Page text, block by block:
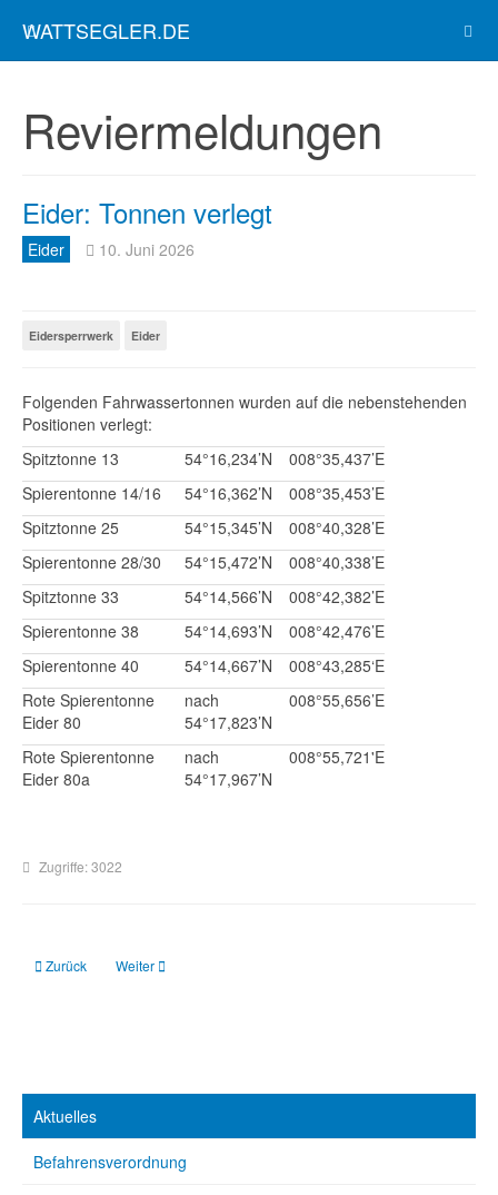
WATTSEGLER.DE
Reviermeldungen
Eider: Tonnen verlegt
Eider 10. Juni 2026
Eidersperrwerk Eider
Folgenden Fahrwassertonnen wurden auf die nebenstehenden
Positionen verlegt:
Spitztonne 13
54°16,234’N
008°35,437’E
Spierentonne 14/16
54°16,362’N
008°35,453’E
Spitztonne 25
54°15,345’N
008°40,328’E
Spierentonne 28/30
54°15,472’N
008°40,338’E
Spitztonne 33
54°14,566’N
008°42,382’E
Spierentonne 38
54°14,693’N
008°42,476’E
Spierentonne 40
54°14,667’N
008°43,285‘E
Rote Spierentonne
Eider 80
nach
54°17,823’N
008°55,656’E
Rote Spierentonne
Eider 80a
nach
54°17,967’N
008°55,721'E
Zugriffe: 3022
Vorheriger Beitrag: Eider: Ansteuerungstonne ersetzt
Zurück Nächster Beitrag: Eider: Tonnen verlegt
Weiter
Aktuelles
Befahrensverordnung